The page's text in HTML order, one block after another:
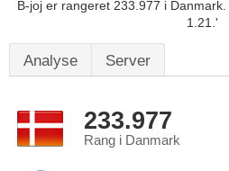
B-joj er rangeret 233.977 i Danmark.
1.21.'
Analyse Server
233.977
Rang i Danmark